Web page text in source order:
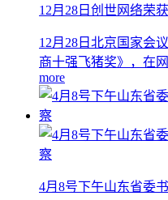
12月28日创世网络荣
12月28日北京国家会
商十强飞猪奖》，在
more
4月8号下午山东省委